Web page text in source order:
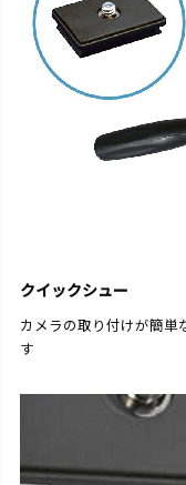
クイックシュー
カメラの取り付けが簡単
す